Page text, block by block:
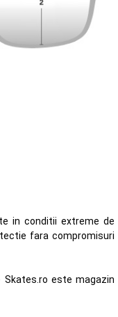
in conditii extreme de
fara compromisuri
Skates.ro este magazin